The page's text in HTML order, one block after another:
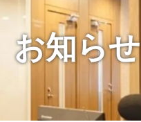
お知らせ